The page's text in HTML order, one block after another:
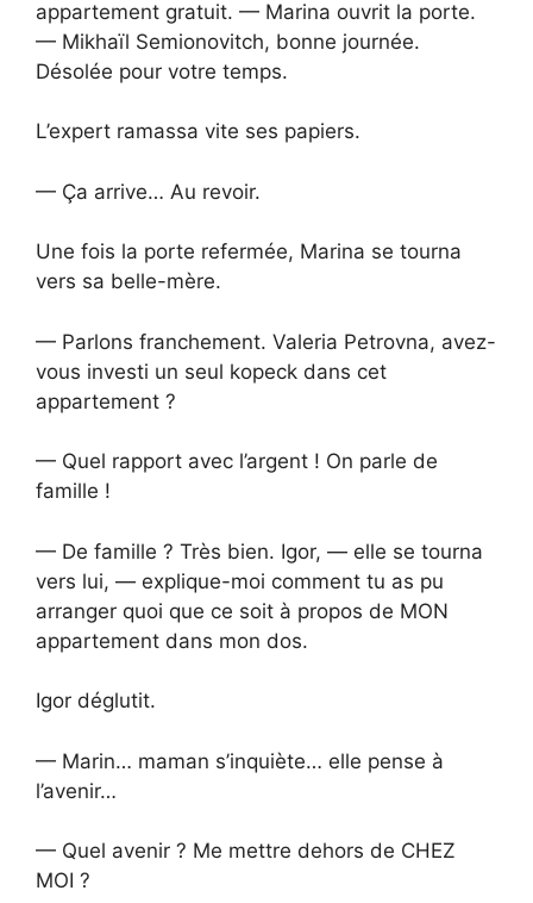
appartement gratuit. — Marina ouvrit la porte.
— Mikhaïl Semionovitch, bonne journée.
Désolée pour votre temps.
L’expert ramassa vite ses papiers.
— Ça arrive… Au revoir.
Une fois la porte refermée, Marina se tourna
vers sa belle-mère.
— Parlons franchement. Valeria Petrovna, avez-
vous investi un seul kopeck dans cet
appartement ?
— Quel rapport avec l’argent ! On parle de
famille !
— De famille ? Très bien. Igor, — elle se tourna
vers lui, — explique-moi comment tu as pu
arranger quoi que ce soit à propos de MON
appartement dans mon dos.
Igor déglutit.
— Marin… maman s’inquiète… elle pense à
l’avenir…
— Quel avenir ? Me mettre dehors de CHEZ
MOI ?